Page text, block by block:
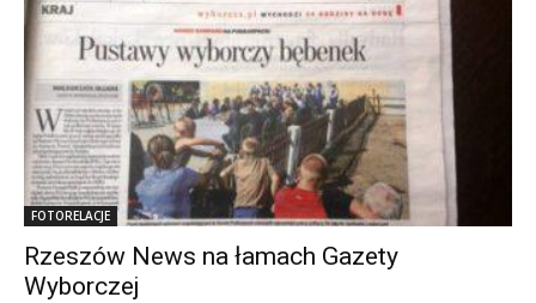
FOTORELACJE
Rzeszów News na łamach Gazety
Wyborczej